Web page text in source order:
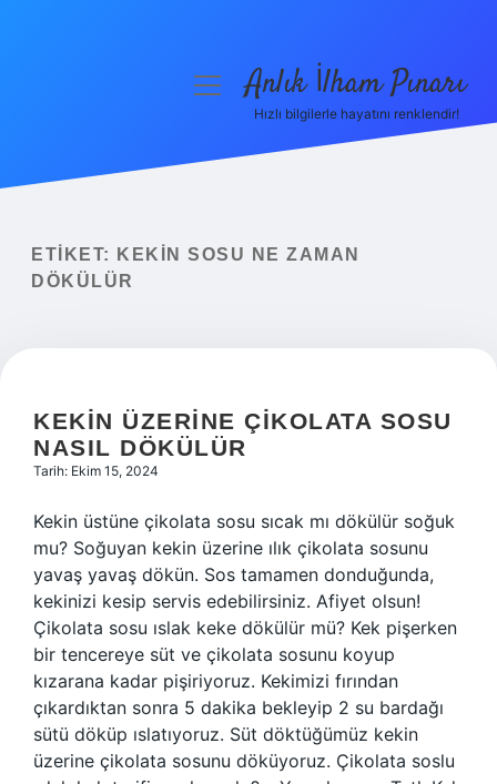
Yasal Uyarı
menüyüAnlık İlham Pınarı
Hızlı bilgilerle hayatını renklendir!
ETIKET:
KEKIN SOSU NE ZAMAN
DÖKÜLÜR
KEKIN ÜZERINE ÇIKOLATA SOSU
NASIL DÖKÜLÜR
Tarih: Ekim 15, 2024
Kekin üstüne çikolata sosu sıcak mı dökülür soğuk
mu? Soğuyan kekin üzerine ılık çikolata sosunu
yavaş yavaş dökün. Sos tamamen donduğunda,
kekinizi kesip servis edebilirsiniz. Afiyet olsun!
Çikolata sosu ıslak keke dökülür mü? Kek pişerken
bir tencereye süt ve çikolata sosunu koyup
kızarana kadar pişiriyoruz. Kekimizi fırından
çıkardıktan sonra 5 dakika bekleyip 2 su bardağı
sütü döküp ıslatıyoruz. Süt döktüğümüz kekin
üzerine çikolata sosunu döküyoruz. Çikolata soslu